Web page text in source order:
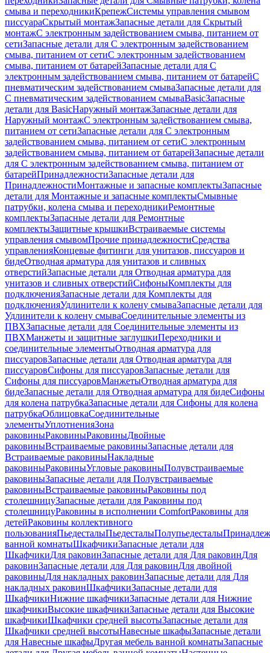
смыва и переходникиКрепежСистемы управления смывом
писсуараСкрытый монтажЗапасные детали для Скрытый
монтажС электронным задействованием смыва, питанием от
сетиЗапасные детали для С электронным задействованием
смыва, питанием от сетиС электронным задействованием
смыва, питанием от батарейЗапасные детали для С
электронным задействованием смыва, питанием от батарейС
пневматическим задействованием смываЗапасные детали для
С пневматическим задействованием смываBasicЗапасные
детали для BasicНаружный монтажЗапасные детали для
Наружный монтажС электронным задействованием смыва,
питанием от сетиЗапасные детали для С электронным
задействованием смыва, питанием от сетиС электронным
задействованием смыва, питанием от батарейЗапасные детали
для С электронным задействованием смыва, питанием от
батарейПринадлежностиЗапасные детали для
ПринадлежностиМонтажные и запасные комплектыЗапасные
детали для Монтажные и запасные комплектыСмывные
патрубки, колена смыва и переходникиРемонтные
комплектыЗапасные детали для Ремонтные
комплектыЗащитные крышкиВстраиваемые системы
управления смывомПрочие принадлежностиСредства
управленияКонцевые фитинги для унитазов, писсуаров и
бидеОтводная арматура для унитазов и сливных
отверстийЗапасные детали для Отводная арматура для
унитазов и сливных отверстийСифоныКомплекты для
подключенияЗапасные детали для Комплекты для
подключенияУдлинители к колену смываЗапасные детали для
Удлинители к колену смываСоединительные элементы из
ПВХЗапасные детали для Соединительные элементы из
ПВХМанжеты и защитные заглушкиПереходники и
соединительные элементыОтводная арматура для
писсуаровЗапасные детали для Отводная арматура для
писсуаровCифоны для писсуаровЗапасные детали для
Cифоны для писсуаровМанжетыОтводная арматура для
бидеЗапасные детали для Отводная арматура для бидеСифоны
для колена патрубкаЗапасные детали для Сифоны для колена
патрубкаОблицовкаСоединительные
элементыУплотненияЗона
раковиныРаковиныРаковиныДвойные
раковиныВстраиваемые раковиныЗапасные детали для
Встраиваемые раковиныНакладные
раковиныРаковиныУгловые раковиныПолувстраиваемые
раковиныЗапасные детали для Полувстраиваемые
раковиныВстраиваемые раковиныРаковины под
столешницуЗапасные детали для Раковины под
столешницуРаковины в исполнении ComfortPаковины для
детейРаковины коллективного
пользованияПьедесталыПьедесталыПолупьедесталы
ванной комнатыШкафчикиЗапасные детали для
ШкафчикиДля раковинЗапасные детали для Для раковинДля
раковинЗапасные детали для Для раковинДля двойной
раковиныДля накладных pаковинЗапасные детали для Для
накладных pаковинШкафчикиЗапасные детали для
ШкафчикиНижние шкафчикиЗапасные детали для Нижние
шкафчикиВысокие шкафчикиЗапасные детали для Высокие
шкафчикиШкафчики средней высотыЗапасные детали для
Шкафчики средней высотыНавесные шкафыЗапасные детали
для Навесные шкафыДругая мебель ванной комнатыЗапасные